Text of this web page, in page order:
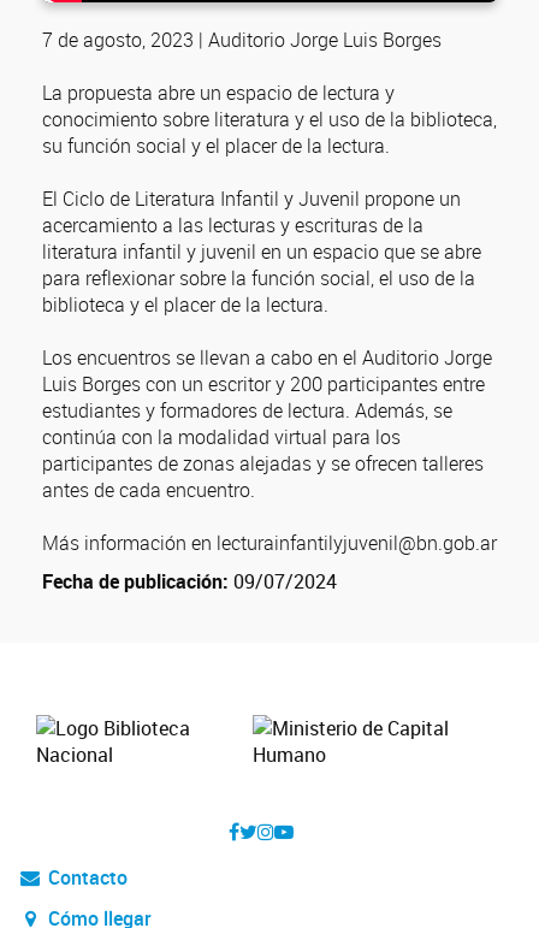
7 de agosto, 2023 | Auditorio Jorge Luis Borges
La propuesta abre un espacio de lectura y
conocimiento sobre literatura y el uso de la biblioteca,
su función social y el placer de la lectura.
El Ciclo de Literatura Infantil y Juvenil propone un
acercamiento a las lecturas y escrituras de la
literatura infantil y juvenil en un espacio que se abre
para reflexionar sobre la función social, el uso de la
biblioteca y el placer de la lectura.
Los encuentros se llevan a cabo en el Auditorio Jorge
Luis Borges con un escritor y 200 participantes entre
estudiantes y formadores de lectura. Además, se
continúa con la modalidad virtual para los
participantes de zonas alejadas y se ofrecen talleres
antes de cada encuentro.
Más información en lecturainfantilyjuvenil@bn.gob.ar
Fecha de publicación: 09/07/2024
Contacto
Cómo llegar